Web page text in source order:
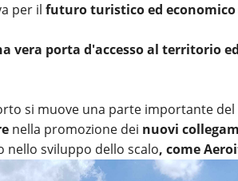
per il futuro turistico ed
vera porta d'accesso al territorio
si muove una parte importante
nella promozione dei nuovi
nello sviluppo dello scalo, come